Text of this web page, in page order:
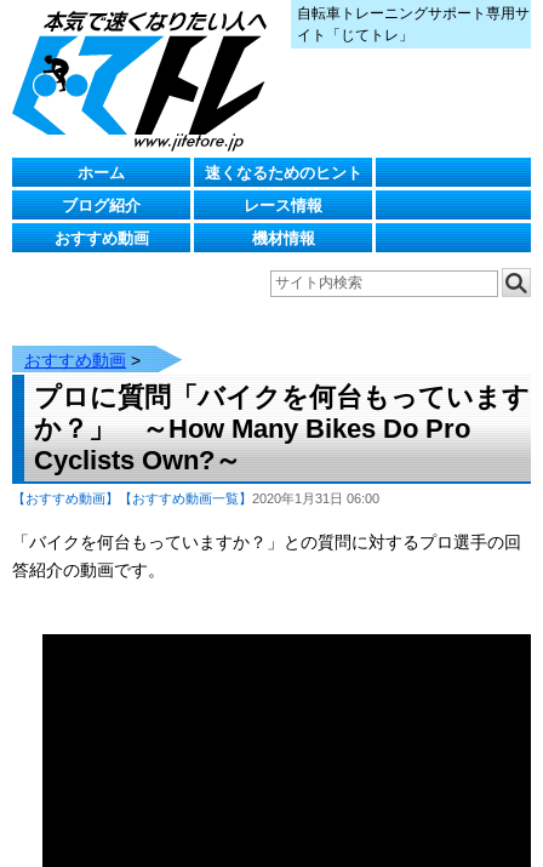
自転車トレーニングサポート専用サ
イト「じてトレ」
ホーム
速くなるためのヒント
ブログ紹介
レース情報
おすすめ動画
機材情報
おすすめ動画 >
プロに質問「バイクを何台もっています
か？」 ～How Many Bikes Do Pro
Cyclists Own?～
【おすすめ動画】 【おすすめ動画一覧】 2020年1月31日 06:00
「バイクを何台もっていますか？」との質問に対するプロ選手の回
答紹介の動画です。